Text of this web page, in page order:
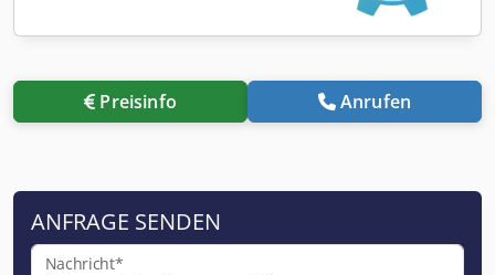
Preisinfo Anrufen
ANFRAGE SENDEN
Nachricht*